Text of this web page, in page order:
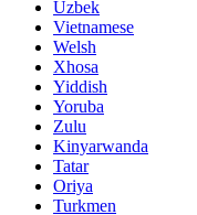
Uzbek
Vietnamese
Welsh
Xhosa
Yiddish
Yoruba
Zulu
Kinyarwanda
Tatar
Oriya
Turkmen